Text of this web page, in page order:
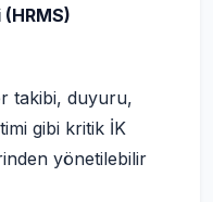
takibi, duyuru,
gibi kritik İK
yönetilebilir